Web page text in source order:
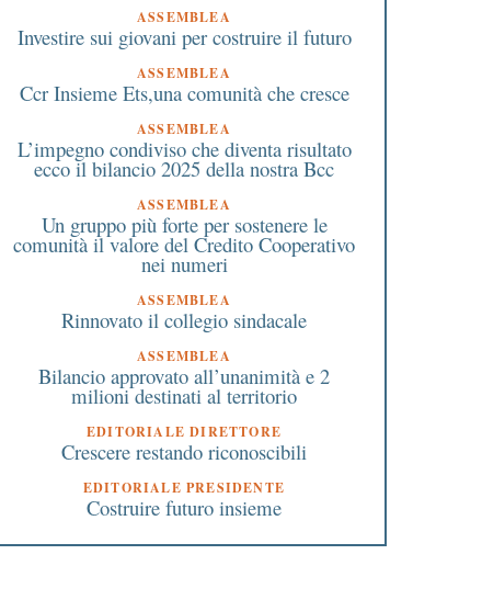
ASSEMBLEA
Investire sui giovani per costruire il futuro
ASSEMBLEA
Ccr Insieme Ets,una comunità che cresce
ASSEMBLEA
L’impegno condiviso che diventa risultato
ecco il bilancio 2025 della nostra Bcc
ASSEMBLEA
Un gruppo più forte per sostenere le
comunità il valore del Credito Cooperativo
nei numeri
ASSEMBLEA
Rinnovato il collegio sindacale
ASSEMBLEA
Bilancio approvato all’unanimità e 2
milioni destinati al territorio
EDITORIALE DIRETTORE
Crescere restando riconoscibili
EDITORIALE PRESIDENTE
Costruire futuro insieme